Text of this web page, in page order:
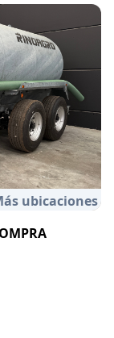
ubicaciones